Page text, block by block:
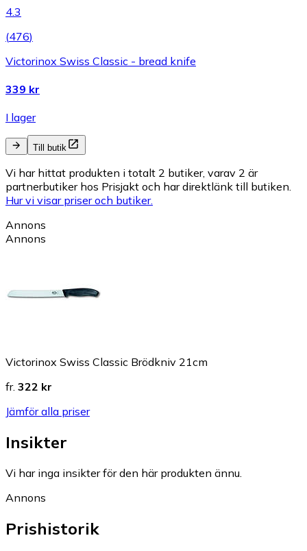
4.3
(476)
Victorinox Swiss Classic - bread knife
339 kr
I lager
Till butik
Vi har hittat produkten i totalt 2 butiker, varav 2 är
partnerbutiker hos Prisjakt och har direktlänk till butiken.
Hur vi visar priser och butiker.
Annons
Annons
Victorinox Swiss Classic Brödkniv 21cm
fr. 322 kr
Jämför alla priser
Insikter
Vi har inga insikter för den här produkten ännu.
Annons
Prishistorik